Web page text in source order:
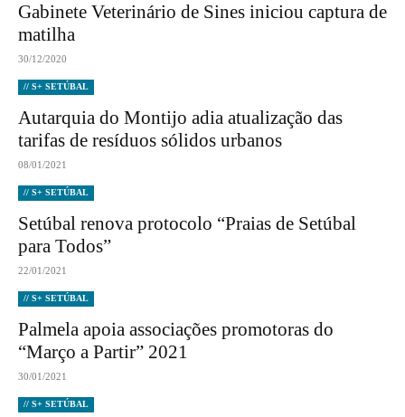
Gabinete Veterinário de Sines iniciou captura de
matilha
30/12/2020
// S+ SETÚBAL
Autarquia do Montijo adia atualização das
tarifas de resíduos sólidos urbanos
08/01/2021
// S+ SETÚBAL
Setúbal renova protocolo “Praias de Setúbal
para Todos”
22/01/2021
// S+ SETÚBAL
Palmela apoia associações promotoras do
“Março a Partir” 2021
30/01/2021
// S+ SETÚBAL